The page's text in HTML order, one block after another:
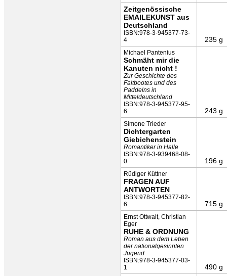
Zeitgenössische
EMAILEKUNST aus
Deutschland
ISBN:978-3-945377-73-
4
235 g
Michael Pantenius
Schmäht mir die
Kanuten nicht !
Zur Geschichte des
Faltbootes und des
Paddelns in
Mitteldeutschland
ISBN:978-3-945377-95-
6
243 g
Simone Trieder
Dichtergarten
Giebichenstein
Romantiker in Halle
ISBN:978-3-939468-08-
0
196 g
Rüdiger Küttner
FRAGEN AUF
ANTWORTEN
ISBN:978-3-945377-82-
6
715 g
Ernst Ottwalt, Christian
Eger
RUHE & ORDNUNG
Roman aus dem Leben
der nationalgesinnten
Jugend
ISBN:978-3-945377-03-
1
490 g